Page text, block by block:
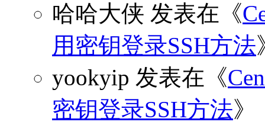
哈哈大侠 发表在《
用密钥登录SSH方法
yookyip 发表在《
密钥登录SSH方法》